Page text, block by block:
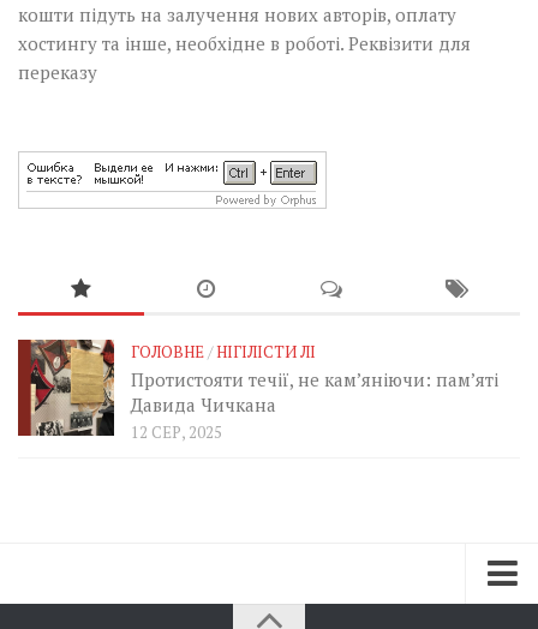
кошти підуть на залучення нових авторів, оплату
хостингу та інше, необхідне в роботі. Реквізити для
переказу
ГОЛОВНЕ/НІГІЛІСТИ ЛІ
Протистояти течії, не кам’яніючи: пам’яті
Давида Чичкана
12 СЕР, 2025